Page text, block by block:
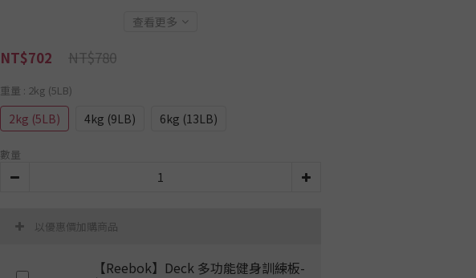
查看更多
NT$780
NT$702
重量 : 2kg (5LB)
2kg (5LB) 4kg (9LB) 6kg (13LB)
數量
以優惠價加購商品
【Reebok】Deck 多功能健身訓練板-